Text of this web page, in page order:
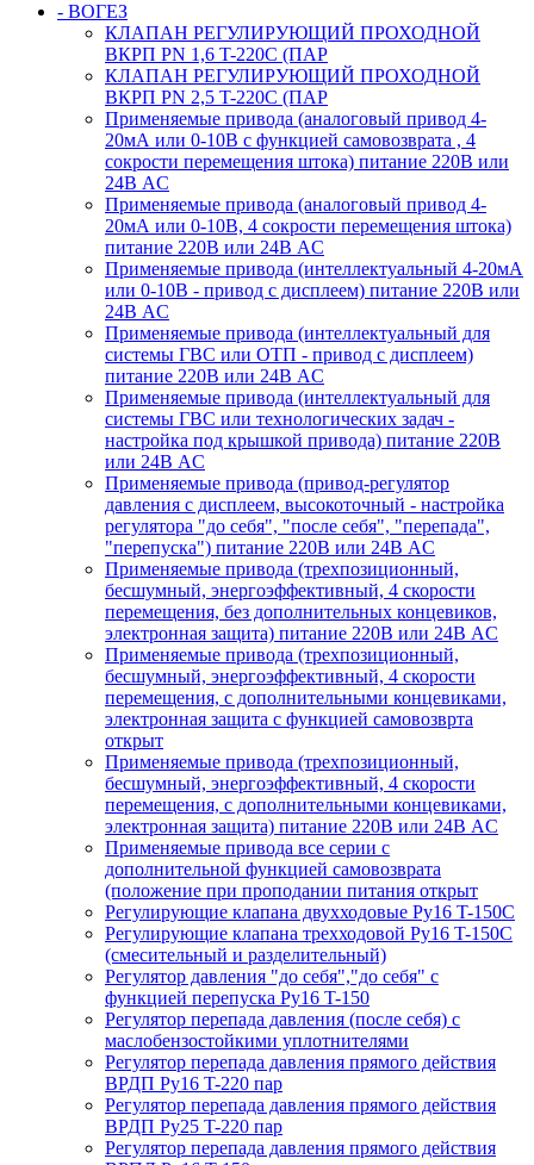
- ВОГЕЗ
КЛАПАН РЕГУЛИРУЮЩИЙ ПРОХОДНОЙ
ВКРП PN 1,6 T-220C (ПАР
КЛАПАН РЕГУЛИРУЮЩИЙ ПРОХОДНОЙ
ВКРП PN 2,5 T-220C (ПАР
Применяемые привода (аналоговый привод 4-
20мА или 0-10В с функцией самовозврата , 4
сокрости перемещения штока) питание 220В или
24В AC
Применяемые привода (аналоговый привод 4-
20мА или 0-10В, 4 сокрости перемещения штока)
питание 220В или 24В AC
Применяемые привода (интеллектуальный 4-20мА
или 0-10В - привод с дисплеем) питание 220В или
24В AC
Применяемые привода (интеллектуальный для
системы ГВС или ОТП - привод с дисплеем)
питание 220В или 24В AC
Применяемые привода (интеллектуальный для
системы ГВС или технологических задач -
настройка под крышкой привода) питание 220В
или 24В AC
Применяемые привода (привод-регулятор
давления с дисплеем, высокоточный - настройка
регулятора "до себя", "после себя", "перепада",
"перепуска") питание 220В или 24В AC
Применяемые привода (трехпозиционный,
бесшумный, энергоэффективный, 4 скорости
перемещения, без дополнительных концевиков,
электронная защита) питание 220В или 24В AC
Применяемые привода (трехпозиционный,
бесшумный, энергоэффективный, 4 скорости
перемещения, с дополнительными концевиками,
электронная защита с функцией самовозврта
открыт
Применяемые привода (трехпозиционный,
бесшумный, энергоэффективный, 4 скорости
перемещения, с дополнительными концевиками,
электронная защита) питание 220В или 24В AC
Применяемые привода все серии с
дополнительной функцией самовозврата
(положение при проподании питания открыт
Регулирующие клапана двухходовые Ру16 T-150С
Регулирующие клапана трехходовой Ру16 T-150С
(смесительный и разделительный)
Регулятор давления "до себя","до себя" с
функцией перепуска Ру16 T-150
Регулятор перепада давления (после себя) c
маслобензостойкими уплотнителями
Регулятор перепада давления прямого действия
ВРДП Ру16 T-220 пар
Регулятор перепада давления прямого действия
ВРДП Ру25 T-220 пар
Регулятор перепада давления прямого действия